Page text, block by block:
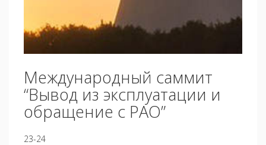
Международный саммит
“Вывод из эксплуатации и
обращение с РАО”
23-24